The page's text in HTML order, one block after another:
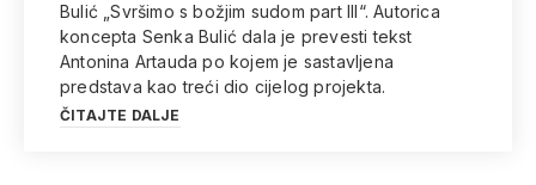
Bulić „Svršimo s božjim sudom part III“. Autorica
koncepta Senka Bulić dala je prevesti tekst
Antonina Artauda po kojem je sastavljena
predstava kao treći dio cijelog projekta.
ČITAJTE DALJE